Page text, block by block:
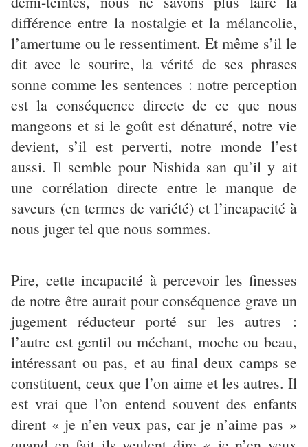
différence entre la nostalgie et la mélancolie,
l’amertume ou le ressentiment. Et même s’il le
dit avec le sourire, la vérité de ses phrases
sonne comme les sentences : notre perception
est la conséquence directe de ce que nous
mangeons et si le goût est dénaturé, notre vie
devient, s’il est perverti, notre monde l’est
aussi. Il semble pour Nishida san qu’il y ait
une corrélation directe entre le manque de
saveurs (en termes de variété) et l’incapacité à
nous juger tel que nous sommes.
Pire, cette incapacité à percevoir les finesses
de notre être aurait pour conséquence grave un
jugement réducteur porté sur les autres :
l’autre est gentil ou méchant, moche ou beau,
intéressant ou pas, et au final deux camps se
constituent, ceux que l’on aime et les autres. Il
est vrai que l’on entend souvent des enfants
dirent « je n’en veux pas, car je n’aime pas »